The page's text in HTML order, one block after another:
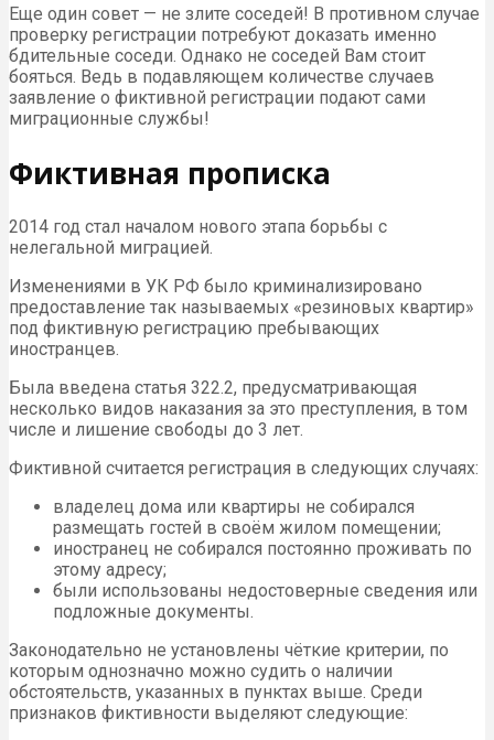
Еще один совет — не злите соседей! В противном случае
проверку регистрации потребуют доказать именно
бдительные соседи. Однако не соседей Вам стоит
бояться. Ведь в подавляющем количестве случаев
заявление о фиктивной регистрации подают сами
миграционные службы!
Фиктивная прописка
2014 год стал началом нового этапа борьбы с
нелегальной миграцией.
Изменениями в УК РФ было криминализировано
предоставление так называемых «резиновых квартир»
под фиктивную регистрацию пребывающих
иностранцев.
Была введена статья 322.2, предусматривающая
несколько видов наказания за это преступления, в том
числе и лишение свободы до 3 лет.
Фиктивной считается регистрация в следующих случаях:
владелец дома или квартиры не собирался
размещать гостей в своём жилом помещении;
иностранец не собирался постоянно проживать по
этому адресу;
были использованы недостоверные сведения или
подложные документы.
Законодательно не установлены чёткие критерии, по
которым однозначно можно судить о наличии
обстоятельств, указанных в пунктах выше. Среди
признаков фиктивности выделяют следующие: